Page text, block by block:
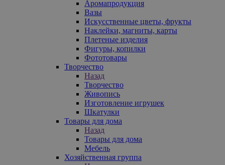
Аромапродукция
Вазы
Искусственные цветы, фрукты
Наклейки, магниты, карты
Плетеные изделия
Фигуры, копилки
Фототовары
Творчество
Назад
Творчество
Живопись
Изготовление игрушек
Шкатулки
Товары для дома
Назад
Товары для дома
Мебель
Хозяйственная группа